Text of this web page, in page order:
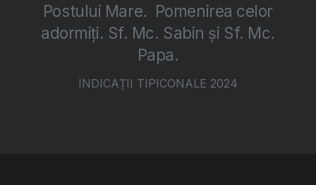
Postului Mare. Pomenirea celor
adormiți. Sf. Mc. Sabin și Sf. Mc.
Papa.
INDICAȚII TIPICONALE 2024